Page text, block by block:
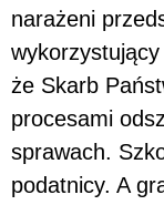
narażeni
że Skarb
procesami
sprawach.
podatnicy. A